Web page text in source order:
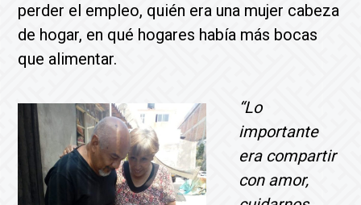
perder el empleo, quién era una mujer cabeza
de hogar, en qué hogares había más bocas
que alimentar.
“Lo
importante
era compartir
con amor,